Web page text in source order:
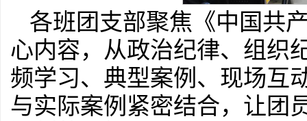
各班团支部聚焦《中国共
心内容，从政治纪律、组织
频学习、典型案例、现场互
与实际案例紧密结合，让团